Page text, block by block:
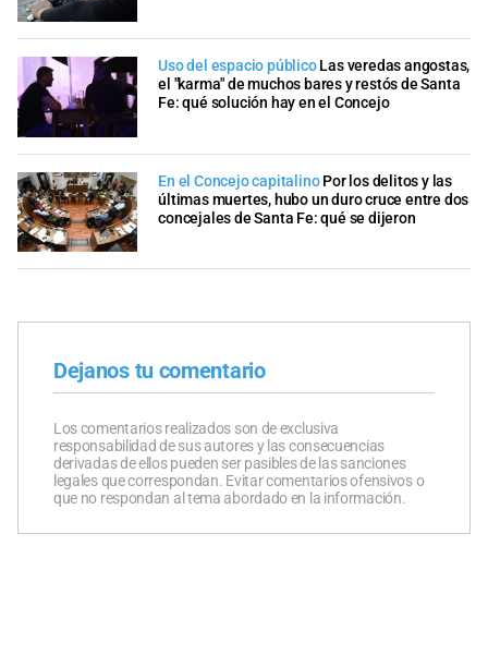
Uso del espacio público Las veredas angostas,
el "karma" de muchos bares y restós de Santa
Fe: qué solución hay en el Concejo
En el Concejo capitalino Por los delitos y las
últimas muertes, hubo un duro cruce entre dos
concejales de Santa Fe: qué se dijeron
Dejanos tu comentario
Los comentarios realizados son de exclusiva
responsabilidad de sus autores y las consecuencias
derivadas de ellos pueden ser pasibles de las sanciones
legales que correspondan. Evitar comentarios ofensivos o
que no respondan al tema abordado en la información.